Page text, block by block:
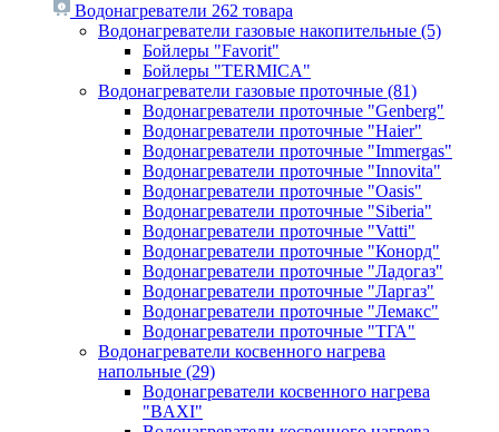
Водонагреватели 262 товара
Водонагреватели газовые накопительные (5)
Бойлеры "Favorit"
Бойлеры "TERMICA"
Водонагреватели газовые проточные (81)
Водонагреватели проточные "Genberg"
Водонагреватели проточные "Haier"
Водонагреватели проточные "Immergas"
Водонагреватели проточные "Innovita"
Водонагреватели проточные "Oasis"
Водонагреватели проточные "Siberia"
Водонагреватели проточные "Vatti"
Водонагреватели проточные "Конорд"
Водонагреватели проточные "Ладогаз"
Водонагреватели проточные "Ларгаз"
Водонагреватели проточные "Лемакс"
Водонагреватели проточные "ТГА"
Водонагреватели косвенного нагрева
напольные (29)
Водонагреватели косвенного нагрева
"BAXI"